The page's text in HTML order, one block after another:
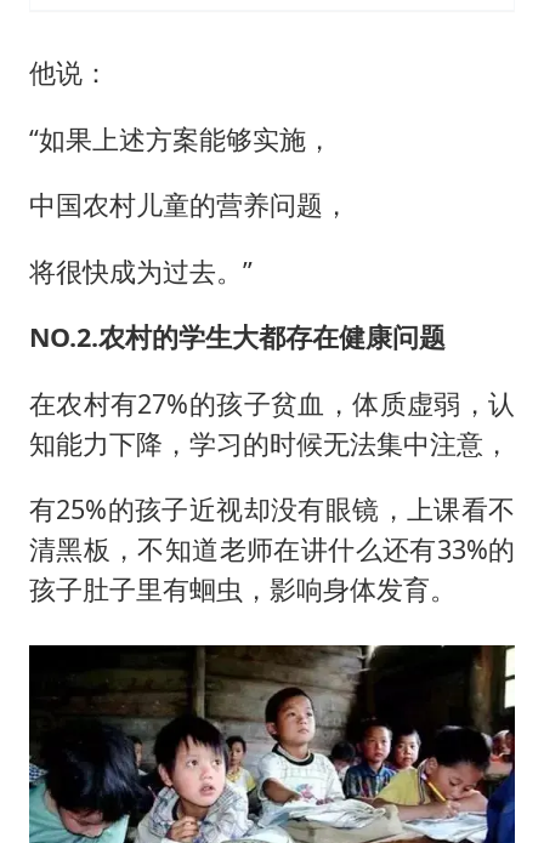
他说：
“如果上述方案能够实施，
中国农村儿童的营养问题，
将很快成为过去。”
NO.2.农村的学生大都存在健康问题
在农村有27%的孩子贫血，体质虚弱，认
知能力下降，学习的时候无法集中注意，
有25%的孩子近视却没有眼镜，上课看不
清黑板，不知道老师在讲什么还有33%的
孩子肚子里有蛔虫，影响身体发育。